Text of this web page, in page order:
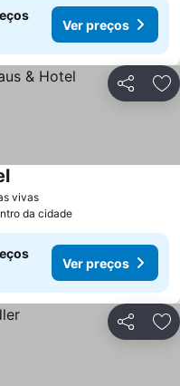
Ver preços
Partilhar
vivas
da cidade
Ver preços
Partilhar